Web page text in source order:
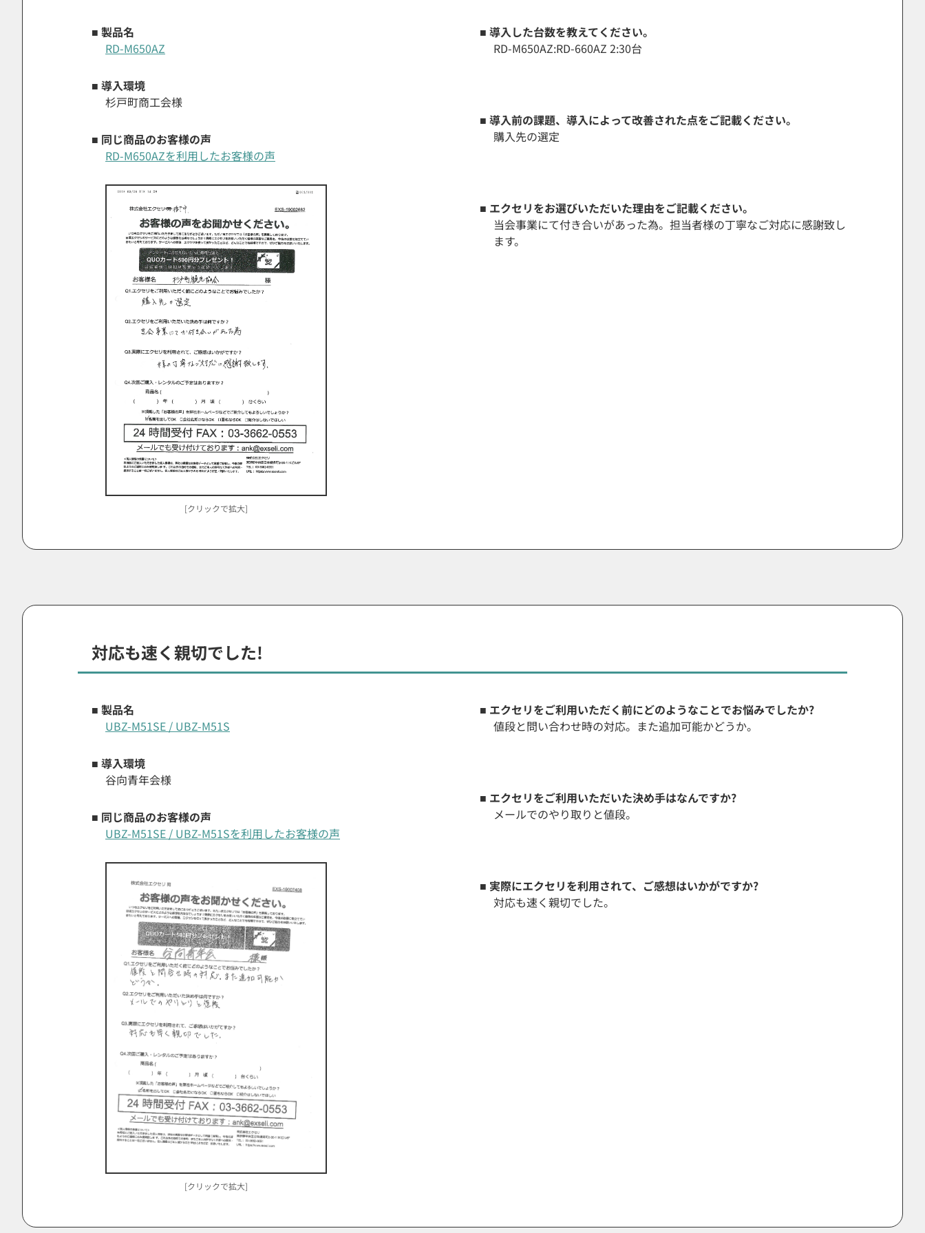
■ 製品名
RD-M650AZ
■ 導入環境
杉戸町商工会様
■ 同じ商品のお客様の声
RD-M650AZを利用したお客様の声
[クリックで拡大]
■ 導入した台数を教えてください。
RD-M650AZ:RD-660AZ 2:30台
■ 導入前の課題、導入によって改善された点をご記載ください。
購入先の選定
■ エクセリをお選びいただいた理由をご記載ください。
当会事業にて付き合いがあった為。担当者様の丁寧なご対応に感謝致し
ます。
対応も速く親切でした!
■ 製品名
UBZ-M51SE / UBZ-M51S
■ 導入環境
谷向青年会様
■ 同じ商品のお客様の声
UBZ-M51SE / UBZ-M51Sを利用したお客様の声
[クリックで拡大]
■ エクセリをご利用いただく前にどのようなことでお悩みでしたか?
値段と問い合わせ時の対応。また追加可能かどうか。
■ エクセリをご利用いただいた決め手はなんですか?
メールでのやり取りと値段。
■ 実際にエクセリを利用されて、ご感想はいかがですか?
対応も速く親切でした。